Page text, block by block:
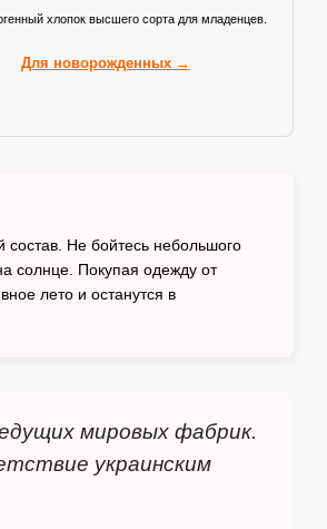
хлопок высшего сорта для младенцев.
Для новорожденных →
состав. Не бойтесь небольшого
солнце. Покупая одежду от
лето и останутся в
мировых фабрик.
украинским